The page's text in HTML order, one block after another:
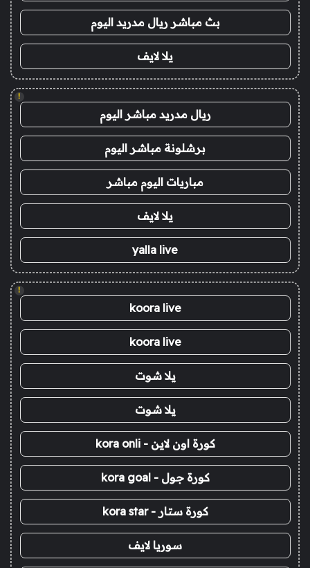
بث مباشر ريال مدريد اليوم
يلا لايف
!
ريال مدريد مباشر اليوم
برشلونة مباشر اليوم
مباريات اليوم مباشر
يلا لايف
yalla live
!
koora live
koora live
يلا شوت
يلا شوت
كورة اون لاين - kora onli
كورة جول - kora goal
كورة ستار - kora star
سوريا لايف